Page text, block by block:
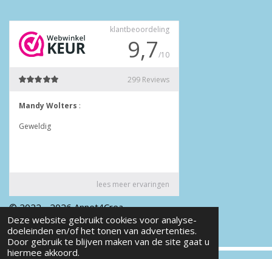
Deze website gebruikt cookies voor analyse-
doeleinden en/of het tonen van advertenties.
Door gebruik te blijven maken van de site gaat u
hiermee akkoord.
© 2022 - 2026 Annet4Crea
Powered byJouwWeb